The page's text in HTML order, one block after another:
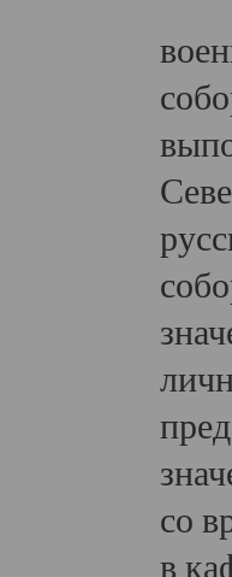
со
в